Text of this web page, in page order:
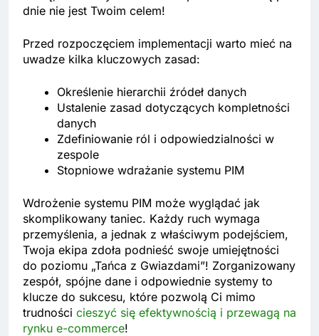
dnie nie jest Twoim celem!
Przed rozpoczęciem implementacji warto mieć na
uwadze kilka kluczowych zasad:
Określenie hierarchii źródeł danych
Ustalenie zasad dotyczących kompletności
danych
Zdefiniowanie ról i odpowiedzialności w
zespole
Stopniowe wdrażanie systemu PIM
Wdrożenie systemu PIM może wyglądać jak
skomplikowany taniec. Każdy ruch wymaga
przemyślenia, a jednak z właściwym podejściem,
Twoja ekipa zdoła podnieść swoje umiejętności
do poziomu „Tańca z Gwiazdami”! Zorganizowany
zespół, spójne dane i odpowiednie systemy to
klucze do sukcesu, które pozwolą Ci mimo
trudności cieszyć się efektywnością i przewagą na
rynku e-commerce!